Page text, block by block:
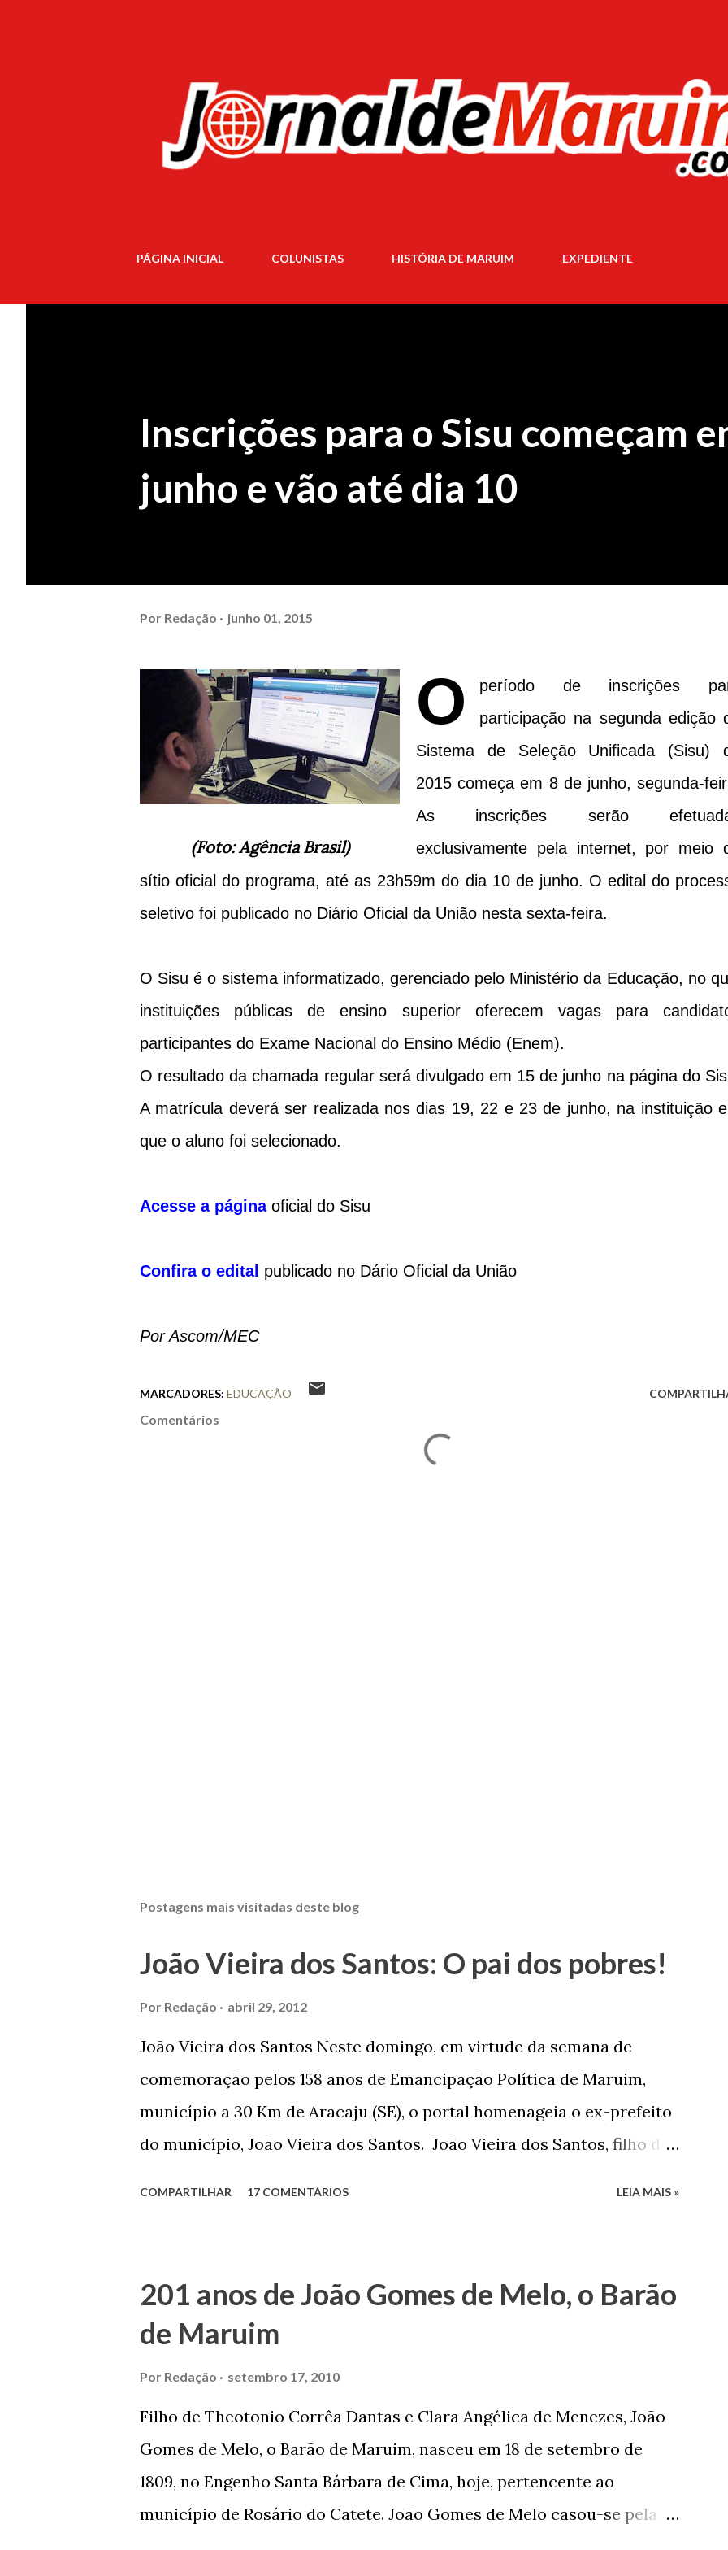
PÁGINA INICIAL COLUNISTAS HISTÓRIA DE MARUIM EXPEDIENTE
Inscrições para o Sisu começam
junho e vão até dia 10
Por Redação junho 01, 2015
(Foto: Agência Brasil)
O
período de inscrições
participação na segunda edição
Sistema de Seleção Unificada (Sisu)
2015 começa em 8 de junho, segunda-
As inscrições serão
exclusivamente pela internet, por meio
sítio oficial do programa, até as 23h59m do dia 10 de junho. O edital do
seletivo foi publicado no Diário Oficial da União nesta sexta-feira.
O Sisu é o sistema informatizado, gerenciado pelo Ministério da Educação, no
instituições públicas de ensino superior oferecem vagas para
participantes do Exame Nacional do Ensino Médio (Enem).
O resultado da chamada regular será divulgado em 15 de junho na página do
A matrícula deverá ser realizada nos dias 19, 22 e 23 de junho, na instituição
que o aluno foi selecionado.
Acesse a páginaoficial do Sisu
Confira o edital publicado no Dário Oficial da União
Por Ascom/MEC
MARCADORES: EDUCAÇÃO
Comentários
Postagens mais visitadas deste blog
João Vieira dos Santos: O pai dos pobres!
Por Redação abril 29, 2012
João Vieira dos Santos Neste domingo, em virtude da semana de
comemoração pelos 158 anos de Emancipação Política de Maruim,
município a 30 Km de Aracaju (SE), o portal homenageia o ex-prefeito
do município, João Vieira dos Santos. João Vieira dos Santos, filho de
se dedicar aos estudos, e então passou a colocar o trabalho em
primeiro plano para auxiliar na renda familiar. No comércio foi
garçon, dono de bar, de armarinho e depois de uma panificação. “Ao
incontáveis vezes que trabalhar copiosamente fora de seu horário
normal em trocas de gorjetas que c...
COMPARTILHAR 17 COMENTÁRIOS LEIA MAIS »
201 anos de João Gomes de Melo, o Barão
de Maruim
Por Redação setembro 17, 2010
Filho de Theotonio Corrêa Dantas e Clara Angélica de Menezes, João
Gomes de Melo, o Barão de Maruim, nasceu em 18 de setembro de
1809, no Engenho Santa Bárbara de Cima, hoje, pertencente ao
município de Rosário do Catete. João Gomes de Melo casou-se pela